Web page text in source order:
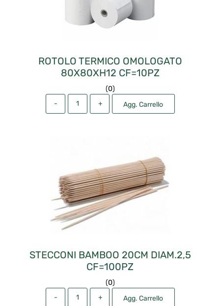
ROTOLO TERMICO OMOLOGATO
80X80XH12 CF=10PZ
(0)
Agg. Carrello
STECCONI BAMBOO 20CM DIAM.2,5
CF=100PZ
(0)
Agg. Carrello